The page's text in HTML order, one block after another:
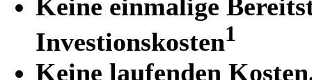
Keine einmalige
Investionskosten1
Keine laufenden